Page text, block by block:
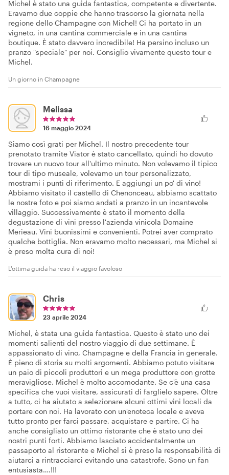
Michel è stato una guida fantastica, competente e divertente.
Eravamo due coppie che hanno trascorso la giornata nella
regione dello Champagne con Michel! Ci ha portato in un
vigneto, in una cantina commerciale e in una cantina
boutique. È stato davvero incredibile! Ha persino incluso un
pranzo "speciale" per noi. Consiglio vivamente questo tour e
Michel.
Un giorno in Champagne
Melissa
16 maggio 2024
Siamo così grati per Michel. Il nostro precedente tour
prenotato tramite Viator è stato cancellato, quindi ho dovuto
trovare un nuovo tour all'ultimo minuto. Non volevamo il tipico
tour di tipo museale, volevamo un tour personalizzato,
mostrami i punti di riferimento. E aggiungi un po' di vino!
Abbiamo visitato il castello di Chenonceau, abbiamo scattato
le nostre foto e poi siamo andati a pranzo in un incantevole
villaggio. Successivamente è stato il momento della
degustazione di vini presso l'azienda vinicola Domaine
Merieau. Vini buonissimi e convenienti. Potrei aver comprato
qualche bottiglia. Non eravamo molto necessari, ma Michel si
è preso molta cura di noi!
L'ottima guida ha reso il viaggio favoloso
Chris
23 aprile 2024
Michel, è stata una guida fantastica. Questo è stato uno dei
momenti salienti del nostro viaggio di due settimane. È
appassionato di vino, Champagne e della Francia in generale.
È pieno di storia su molti argomenti. Abbiamo potuto visitare
un paio di piccoli produttori e un mega produttore con grotte
meravigliose. Michel è molto accomodante. Se c'è una casa
specifica che vuoi visitare, assicurati di farglielo sapere. Oltre
a tutto, ci ha aiutato a selezionare alcuni ottimi vini locali da
portare con noi. Ha lavorato con un'enoteca locale e aveva
tutto pronto per farci passare, acquistare e partire. Ci ha
anche consigliato un ottimo ristorante che è stato uno dei
nostri punti forti. Abbiamo lasciato accidentalmente un
passaporto al ristorante e Michel si è preso la responsabilità di
aiutarci a rintracciarci evitando una catastrofe. Sono un fan
entusiasta….!!!